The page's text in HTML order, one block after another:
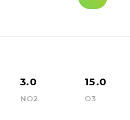
3.0
NO2
15.0
O3